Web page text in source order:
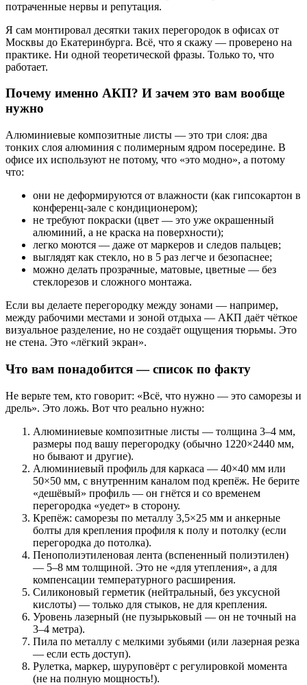
потраченные нервы и репутация.
Я сам монтировал десятки таких перегородок в офисах от
Москвы до Екатеринбурга. Всё, что я скажу — проверено на
практике. Ни одной теоретической фразы. Только то, что
работает.
Почему именно АКП? И зачем это вам вообще
нужно
Алюминиевые композитные листы — это три слоя: два
тонких слоя алюминия с полимерным ядром посередине. В
офисе их используют не потому, что «это модно», а потому
что:
они не деформируются от влажности (как гипсокартон в
конференц-зале с кондиционером);
не требуют покраски (цвет — это уже окрашенный
алюминий, а не краска на поверхности);
легко моются — даже от маркеров и следов пальцев;
выглядят как стекло, но в 5 раз легче и безопаснее;
можно делать прозрачные, матовые, цветные — без
стеклорезов и сложного монтажа.
Если вы делаете перегородку между зонами — например,
между рабочими местами и зоной отдыха — АКП даёт чёткое
визуальное разделение, но не создаёт ощущения тюрьмы. Это
не стена. Это «лёгкий экран».
Что вам понадобится — список по факту
Не верьте тем, кто говорит: «Всё, что нужно — это саморезы и
дрель». Это ложь. Вот что реально нужно:
Алюминиевые композитные листы — толщина 3–4 мм,
размеры под вашу перегородку (обычно 1220×2440 мм,
но бывают и другие).
Алюминиевый профиль для каркаса — 40×40 мм или
50×50 мм, с внутренним каналом под крепёж. Не берите
«дешёвый» профиль — он гнётся и со временем
перегородка «уедет» в сторону.
Крепёж: саморезы по металлу 3,5×25 мм и анкерные
болты для крепления профиля к полу и потолку (если
перегородка до потолка).
Пенополиэтиленовая лента (вспененный полиэтилен)
— 5–8 мм толщиной. Это не «для утепления», а для
компенсации температурного расширения.
Силиконовый герметик (нейтральный, без уксусной
кислоты) — только для стыков, не для крепления.
Уровень лазерный (не пузырьковый — он не точный на
3–4 метра).
Пила по металлу с мелкими зубьями (или лазерная резка
— если есть доступ).
Рулетка, маркер, шуруповёрт с регулировкой момента
(не на полную мощность!).